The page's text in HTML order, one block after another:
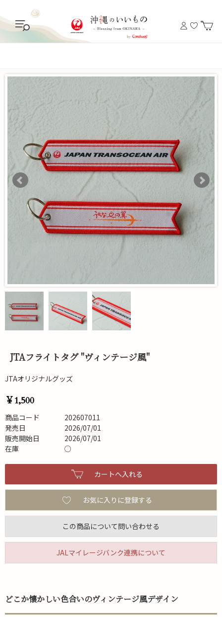
JTAフライトタグ "ヴィンテージ風"
JTAオリジナルグッズ
￥1,500
商品コード
202607011
発売日
2026/07/01
販売開始日
2026/07/01
在庫
○
お気に入りに登録する
この商品について問い合わせる
JALマイレージバンク連携について
どこか懐かしい色合いのヴィンテージ風デザイン